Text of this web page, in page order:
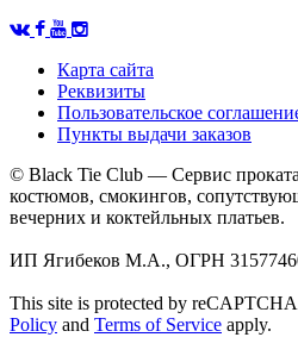
Карта сайта
Реквизиты
Пользовательское
Пункты выдачи заказов
© Black Tie Club — Сервис
костюмов, смокингов,
вечерних и коктейльных платьев.
ИП Ягибеков М.А., ОГРН
This site is protected by
Policy and Terms of Service apply.